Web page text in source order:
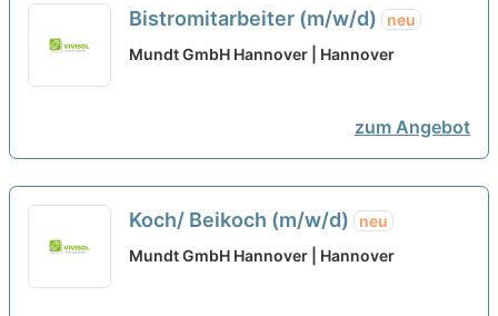
Bistromitarbeiter (m/w/d)
neu
Mundt GmbH Hannover | Hannover
zum Angebot
Koch/ Beikoch (m/w/d)
neu
Mundt GmbH Hannover | Hannover